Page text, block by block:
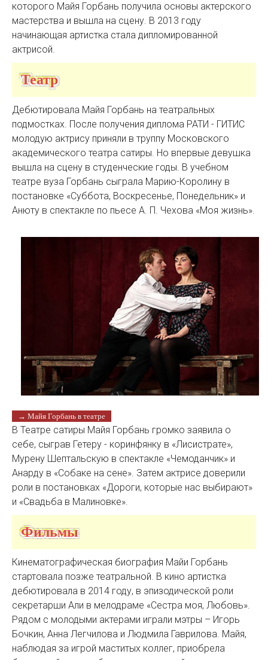
которого Майя Горбань получила основы актерского
мастерства и вышла на сцену. В 2013 году
начинающая артистка стала дипломированной
актрисой.
Театр
Дебютировала Майя Горбань на театральных
подмостках. После получения диплома РАТИ - ГИТИС
молодую актрису приняли в труппу Московского
академического театра сатиры. Но впервые девушка
вышла на сцену в студенческие годы. В учебном
театре вуза Горбань сыграла Марию-Королину в
постановке «Суббота, Воскресенье, Понедельник» и
Анюту в спектакле по пьесе А. П. Чехова «Моя жизнь».
→ Майя Горбань в театре
В Театре сатиры Майя Горбань громко заявила о
себе, сыграв Гетеру - коринфянку в «Лисистрате»,
Мурену Шептальскую в спектакле «Чемоданчик» и
Анарду в «Собаке на сене». Затем актрисе доверили
роли в постановках «Дороги, которые нас выбирают»
и «Свадьба в Малиновке».
Фильмы
Кинематографическая биография Майи Горбань
стартовала позже театральной. В кино артистка
дебютировала в 2014 году, в эпизодической роли
секретарши Али в мелодраме «Сестра моя, Любовь».
Рядом с молодыми актерами играли мэтры – Игорь
Бочкин, Анна Легчилова и Людмила Гаврилова. Майя,
наблюдая за игрой маститых коллег, приобрела